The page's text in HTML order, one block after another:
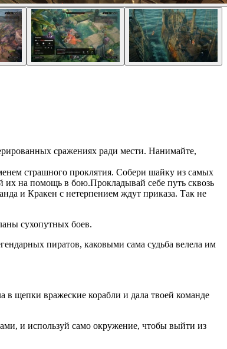
сражениях ради мести. Нанимайте,
страшного проклятия. Собери шайку из самых
их на помощь в бою.Прокладывай себе путь сквозь
и Кракен с нетерпением ждут приказа. Так не
сухопутных боев.
пиратов, каковыми сама судьба велела им
щепки вражеские корабли и дала твоей команде
и используй само окружение, чтобы выйти из